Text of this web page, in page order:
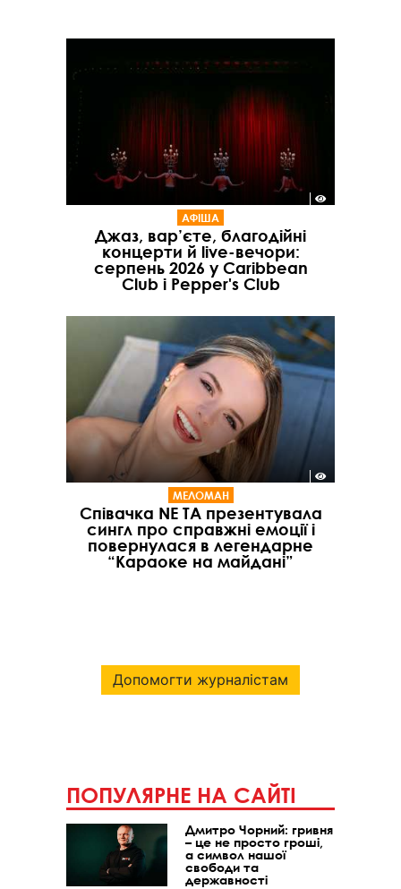
АФІША
Джаз, вар’єте, благодійні
концерти й live-вечори:
серпень 2026 у Caribbean
Club і Pepper's Club
МЕЛОМАН
Співачка NE TA презентувала
сингл про справжні емоції і
повернулася в легендарне
“Караоке на майдані”
Допомогти журналістам
ПОПУЛЯРНЕ НА САЙТІ
Дмитро Чорний: гривня
– це не просто гроші,
а символ нашої
свободи та
державності